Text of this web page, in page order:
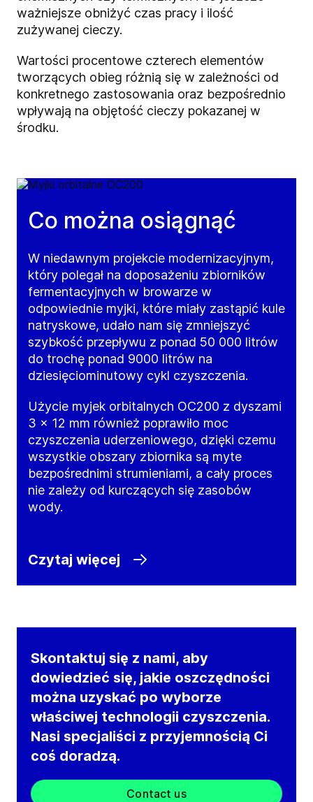
ważniejsze obniżyć czas pracy i ilość
zużywanej cieczy.
Wartości procentowe czterech elementów
tworzących obieg różnią się w zależności od
konkretnego zastosowania oraz bezpośrednio
wpływają na objętość cieczy pokazanej w
środku.
Co można osiągnąć
W niedawnym projekcie modernizacyjnym,
który polegał na doposażeniu zbiorników
fermentacyjnych w browarze w
odpowiednie myjki, które miały zastąpić kule
natryskowe, udało nam się zmniejszyć
szybkość przepływu z ponad 50 000 litrów
do trochę ponad 9000 litrów na
dziesięciominutowy cykl czyszczenia.
Użycie myjek orbitalnych OC200 z dyszami
3 x 12 mm również poprawiło moc
czyszczenia uderzeniowego, dzięki czemu
wszystkie obszary zbiornika są myte
bezpośrednimi strumieniami, a cały proces
nie zależy od kurczących się zasobów
wody.
Czytaj więcej
Skontaktuj się z nami, aby
dowiedzieć się, jakie oszczędności
można uzyskać po wyborze
właściwej technologii czyszczenia.
Nasi specjaliści z przyjemnością Ci
coś doradzą.
Contact us